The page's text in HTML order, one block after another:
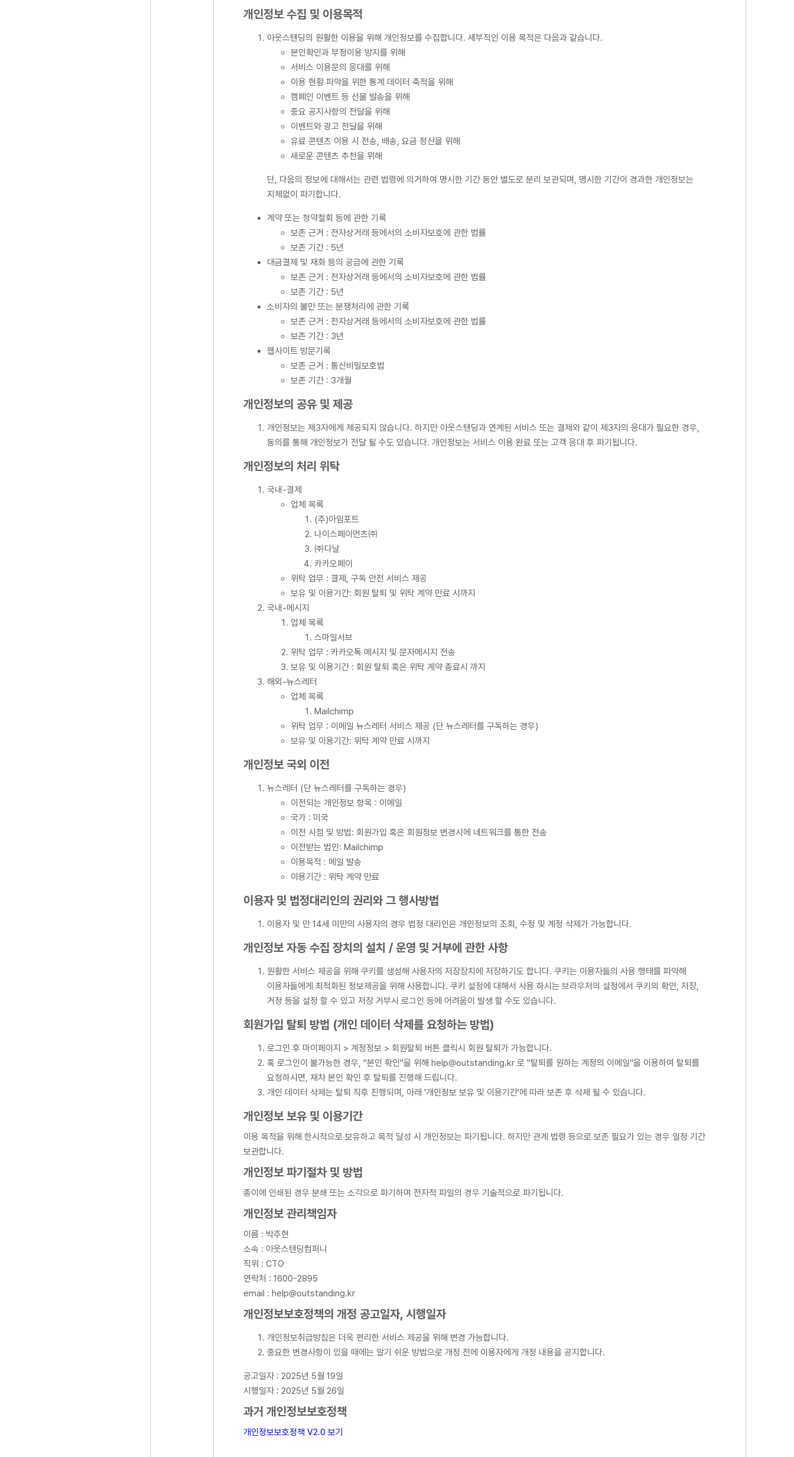
개인정보 수집 및 이용목적
아웃스탠딩의 원활한 이용을 위해 개인정보를 수집합니다. 세부적인 이용 목적은 다음과 같습니다.
본인확인과 부정이용 방지를 위해
서비스 이용문의 응대를 위해
이용 현황 파악을 위한 통계 데이터 축적을 위해
캠페인 이벤트 등 선물 발송을 위해
중요 공지사항의 전달을 위해
이벤트와 광고 전달을 위해
유료 콘텐츠 이용 시 전송, 배송, 요금 정산을 위해
새로운 콘텐츠 추천을 위해
단, 다음의 정보에 대해서는 관련 법령에 의거하여 명시한 기간 동안 별도로 분리 보관되며, 명시한 기간이 경과한 개인정보는
지체없이 파기합니다.
계약 또는 청약철회 등에 관한 기록
보존 근거 : 전자상거래 등에서의 소비자보호에 관한 법률
보존 기간 : 5년
대금결제 및 재화 등의 공급에 관한 기록
보존 근거 : 전자상거래 등에서의 소비자보호에 관한 법률
보존 기간 : 5년
소비자의 불만 또는 분쟁처리에 관한 기록
보존 근거 : 전자상거래 등에서의 소비자보호에 관한 법률
보존 기간 : 3년
웹사이트 방문기록
보존 근거 : 통신비밀보호법
보존 기간 : 3개월
개인정보의 공유 및 제공
개인정보는 제3자에게 제공되지 않습니다. 하지만 아웃스탠딩과 연계된 서비스 또는 결제와 같이 제3자의 응대가 필요한 경우,
동의를 통해 개인정보가 전달 될 수도 있습니다. 개인정보는 서비스 이용 완료 또는 고객 응대 후 파기됩니다.
개인정보의 처리 위탁
국내-결제
업체 목록
(주)아임포트
나이스페이먼츠㈜
㈜다날
카카오페이
위탁 업무 : 결제, 구독 안전 서비스 제공
보유 및 이용기간: 회원 탈퇴 및 위탁 계약 만료 시까지
국내-메시지
업체 목록
스마일서브
위탁 업무 : 카카오톡 메시지 및 문자메시지 전송
보유 및 이용기간 : 회원 탈퇴 혹은 위탁 계약 종료시 까지
해외-뉴스레터
업체 목록
Mailchimp
위탁 업무 : 이메일 뉴스레터 서비스 제공 (단 뉴스레터를 구독하는 경우)
보유 및 이용기간: 위탁 계약 만료 시까지
개인정보 국외 이전
뉴스레터 (단 뉴스레터를 구독하는 경우)
이전되는 개인정보 항목 : 이메일
국가 : 미국
이전 시점 및 방법: 회원가입 혹은 회원정보 변경시에 네트워크를 통한 전송
이전받는 법인: Mailchimp
이용목적 : 메일 발송
이용기간 : 위탁 계약 만료
이용자 및 법정대리인의 권리와 그 행사방법
이용자 및 만 14세 미만의 사용자의 경우 법정 대리인은 개인정보의 조회, 수정 및 계정 삭제가 가능합니다.
개인정보 자동 수집 장치의 설치 / 운영 및 거부에 관한 사항
원활한 서비스 제공을 위해 쿠키를 생성해 사용자의 저장장치에 저장하기도 합니다. 쿠키는 이용자들의 사용 행태를 파악해
이용자들에게 최적화된 정보제공을 위해 사용합니다. 쿠키 설정에 대해서 사용 하시는 브라우저의 설정에서 쿠키의 확인, 저장,
거정 등을 설정 할 수 있고 저장 거부시 로그인 등에 어려움이 발생 할 수도 있습니다.
회원가입 탈퇴 방법 (개인 데이터 삭제를 요청하는 방법)
로그인 후 마이페이지 > 계정정보 > 회원탈퇴 버튼 클릭시 회원 탈퇴가 가능합니다.
혹 로그인이 불가능한 경우, "본인 확인"을 위해 help@outstanding.kr 로 "탈퇴를 원하는 계정의 이메일"을 이용하여 탈퇴를
요청하시면, 재차 본인 확인 후 탈퇴를 진행해 드립니다.
개인 데이터 삭제는 탈퇴 직후 진행되며, 아래 '개인정보 보유 및 이용기간'에 따라 보존 후 삭제 될 수 있습니다.
개인정보 보유 및 이용기간
이용 목적을 위해 한시적으로 보유하고 목적 달성 시 개인정보는 파기됩니다. 하지만 관계 법령 등으로 보존 필요가 있는 경우 일정 기간
보관합니다.
개인정보 파기절차 및 방법
종이에 인쇄된 경우 분쇄 또는 소각으로 파기하며 전자적 파일의 경우 기술적으로 파기됩니다.
개인정보 관리책임자
이름 : 박주현
소속 : 아웃스탠딩컴퍼니
직위 : CTO
연락처 : 1600-2895
email : help@outstanding.kr
개인정보보호정책의 개정 공고일자, 시행일자
개인정보취급방침은 더욱 편리한 서비스 제공을 위해 변경 가능합니다.
중요한 변경사항이 있을 때에는 알기 쉬운 방법으로 개정 전에 이용자에게 개정 내용을 공지합니다.
공고일자 : 2025년 5월 19일
시행일자 : 2025년 5월 26일
과거 개인정보보호정책
개인정보보호정책 V2.0 보기